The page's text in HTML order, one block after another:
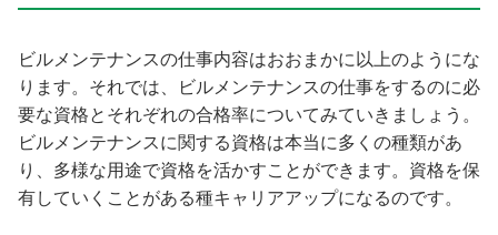
ビルメンテナンスの仕事内容はおおまかに以上のようにな
ります。それでは、ビルメンテナンスの仕事をするのに必
要な資格とそれぞれの合格率についてみていきましょう。
ビルメンテナンスに関する資格は本当に多くの種類があ
り、多様な用途で資格を活かすことができます。資格を保
有していくことがある種キャリアアップになるのです。